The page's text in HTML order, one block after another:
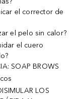
el corrector de
el pelo sin calor?
el cuero
SOAP BROWS
LOS